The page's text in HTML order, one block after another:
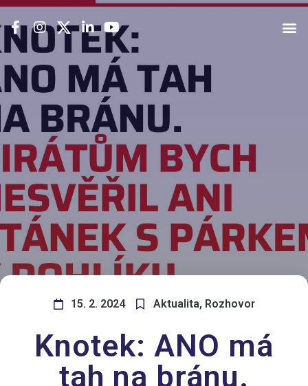
15. 2. 2024 Aktualita, Rozhovor
Knotek: ANO má
tah na bránu.